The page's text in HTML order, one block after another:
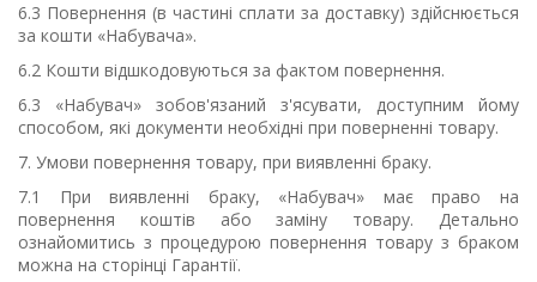
6.3 Повернення (в частині сплати за доставку) здійснюється
за кошти «Набувача».
6.2 Кошти відшкодовуються за фактом повернення.
6.3 «Набувач» зобов'язаний з'ясувати, доступним йому
способом, які документи необхідні при поверненні товару.
7. Умови повернення товару, при виявленні браку.
7.1 При виявленні браку, «Набувач» має право на
повернення коштів або заміну товару. Детально
ознайомитись з процедурою повернення товару з браком
можна на сторінці Гарантії.